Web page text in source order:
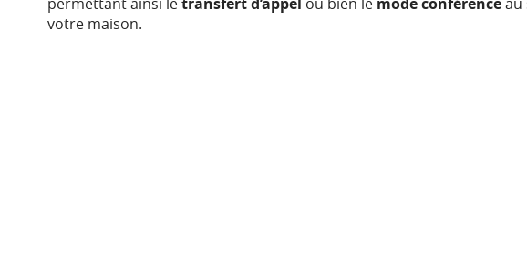
votre maison.